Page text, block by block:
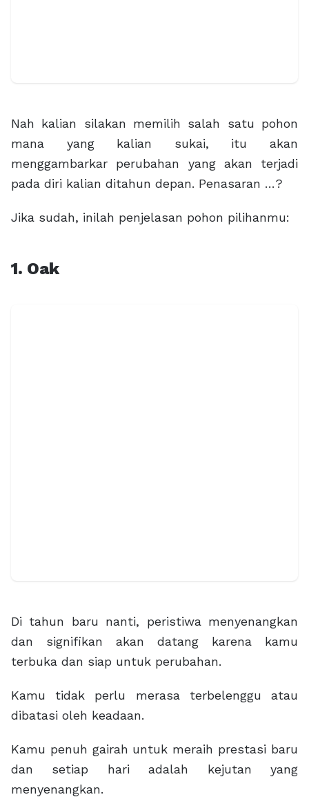
Nah kalian silakan memilih salah satu pohon
mana yang kalian sukai, itu akan
menggambarkar perubahan yang akan terjadi
pada diri kalian ditahun depan. Penasaran …?
Jika sudah, inilah penjelasan pohon pilihanmu:
1. Oak
Di tahun baru nanti, peristiwa menyenangkan
dan signifikan akan datang karena kamu
terbuka dan siap untuk perubahan.
Kamu tidak perlu merasa terbelenggu atau
dibatasi oleh keadaan.
Kamu penuh gairah untuk meraih prestasi baru
dan setiap hari adalah kejutan yang
menyenangkan.